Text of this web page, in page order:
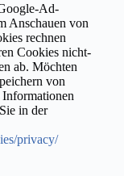
Ad-
Anschauen von
rechnen
Cookies nicht-
ab. Möchten
von
in der
privacy/